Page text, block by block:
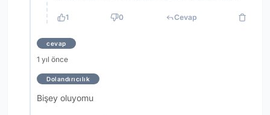
1 0 Cevap
cevap
1 yıl önce
Dolandırıcılık
Bişey oluyomu